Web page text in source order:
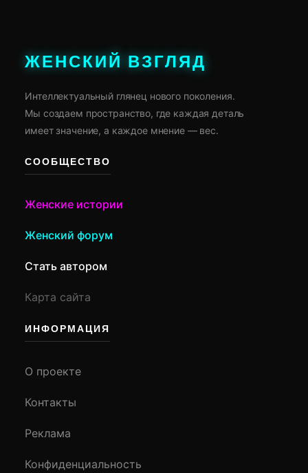
ЖЕНСКИЙ ВЗГЛЯД
Интеллектуальный глянец нового поколения.
Мы создаем пространство, где каждая деталь
имеет значение, а каждое мнение — вес.
СООБЩЕСТВО
Женские истории
Женский форум
Стать автором
Карта сайта
ИНФОРМАЦИЯ
О проекте
Контакты
Реклама
Конфиденциальность